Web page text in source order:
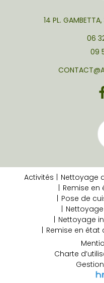
14 PL.
06
09
Activités
Nettoyage
Remise en
Pose de
Nettoyage
Remise en état
Charte